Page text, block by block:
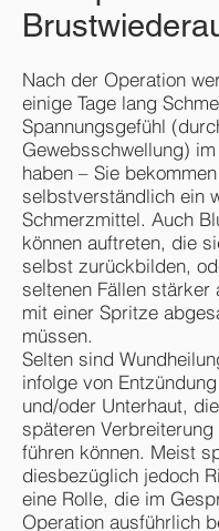
Nach der Operation
einige Tage lang
Spannungsgefühl
Gewebsschwellung)
haben – Sie bekommen
selbstverständlich ein
Schmerzmittel. Auch
können auftreten, die
selbst zurückbilden,
seltenen Fällen stärker
mit einer Spritze
müssen.
Selten sind
infolge von
und/oder Unterhaut,
späteren
führen können. Meist
diesbezüglich jedoch
eine Rolle, die im
Operation ausführlich